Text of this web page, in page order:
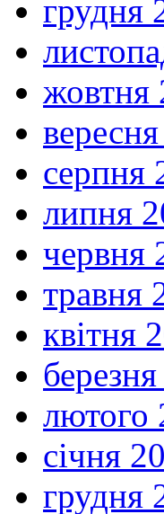
грудня
жовтня
серпня
липня
червня
травня
квітня
лютого
січня
грудня